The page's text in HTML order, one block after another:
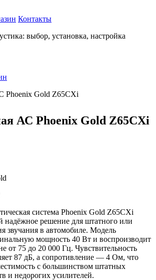
Контакты
выбор, установка, настройка
АС Phoenix Gold Z65CXi
система Phoenix Gold Z65CXi
надёжное решение для штатного или
звучания в автомобиле. Модель
мощность 40 Вт и воспроизводит
от 75 до 20 000 Гц. Чувствительность
87 дБ, а сопротивление — 4 Ом, что
с большинством штатных
и недорогих усилителей.